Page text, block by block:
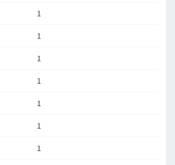
1
1
1
1
1
1
1